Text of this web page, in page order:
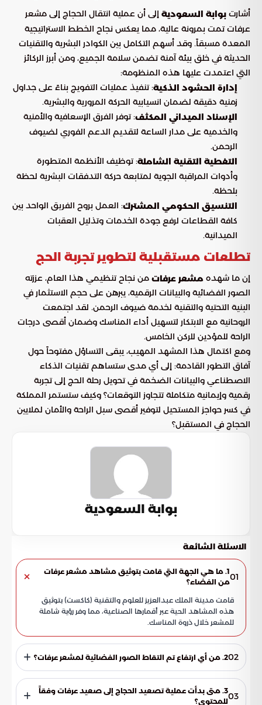
أشارت بوابة السعودية إلى أن عملية انتقال الحجاج إلى مشعر
عرفات تمت بمرونة عالية، مما يعكس نجاح الخطط الاستراتيجية
المعدة مسبقاً. وقد أسهم التكامل بين الكوادر البشرية والتقنيات
الحديثة في خلق بيئة آمنة تضمن سلامة الجميع، ومن أبرز الركائز
التي اعتمدت عليها هذه المنظومة:
إدارة الحشود الذكية: تنفيذ عمليات التفويج بناءً على جداول
زمنية دقيقة لضمان انسيابية الحركة المرورية والبشرية.
الإسناد الميداني المكثف: توفر الفرق الإسعافية والأمنية
والخدمية على مدار الساعة لتقديم الدعم الفوري لضيوف
الرحمن.
التغطية التقنية الشاملة: توظيف الأنظمة المتطورة
وأدوات المراقبة الجوية لمتابعة حركة التدفقات البشرية لحظة
بلحظة.
التنسيق الحكومي المشترك: العمل بروح الفريق الواحد بين
كافة القطاعات لرفع جودة الخدمات وتذليل العقبات
الميدانية.
تطلعات مستقبلية لتطوير تجربة الحج
إن ما شهده مشعر عرفات من نجاح تنظيمي هذا العام، عززته
الصور الفضائية والبيانات الرقمية، يبرهن على حجم الاستثمار في
البنية التحتية والتقنية لخدمة ضيوف الرحمن. لقد اجتمعت
الروحانية مع الابتكار لتسهيل أداء المناسك وضمان أقصى درجات
الراحة للمؤدين للركن الخامس.
ومع اكتمال هذا المشهد المهيب، يبقى التساؤل مفتوحاً حول
آفاق التطور القادمة: إلى أي مدى ستساهم تقنيات الذكاء
الاصطناعي والبيانات الضخمة في تحويل رحلة الحج إلى تجربة
رقمية وإيمانية متكاملة تتجاوز التوقعات؟ وكيف ستستمر المملكة
في كسر حواجز المستحيل لتوفير أقصى سبل الراحة والأمان لملايين
الحجاج في المستقبل؟
بوابة السعودية
الاسئلة الشائعة
01 1. ما هي الجهة التي قامت بتوثيق مشاهد مشعر عرفات
من الفضاء؟
قامت مدينة الملك عبدالعزيز للعلوم والتقنية (كاكست) بتوثيق
هذه المشاهد الحية عبر أقمارها الصناعية، مما وفر رؤية شاملة
للمشعر خلال ذروة المناسك.
022. من أي ارتفاع تم التقاط الصور الفضائية لمشعر عرفات؟
تم التقاط الصور الفضائية لضيوف الرحمن في مشعر عرفات من
ارتفاع شاهق يبلغ 518 كيلومتراً، مما سمح برصد حركة الحشود
بدقة عالية.03 3. متى بدأت عملية تصعيد الحجاج إلى صعيد عرفات وفقاً
للمحتوى؟